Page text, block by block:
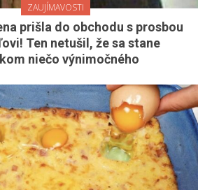
ZAUJÍMAVOSTI
prišla do obchodu s prosbou
Ten netušil, že sa stane
niečo výnimočného